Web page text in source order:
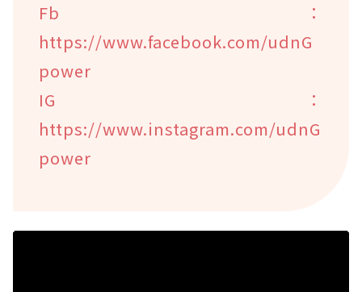
Fb：
https://www.facebook.com/udnG
power
IG：
https://www.instagram.com/udnG
power